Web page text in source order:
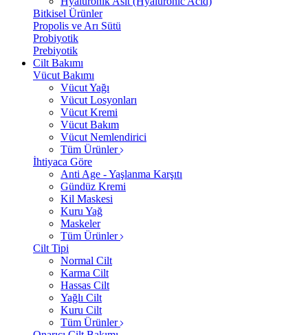
Bitkisel Ürünler
Propolis ve Arı Sütü
Probiyotik
Prebiyotik
Cilt Bakımı
Vücut Bakımı
Vücut Yağı
Vücut Losyonları
Vücut Kremi
Vücut Bakım
Vücut Nemlendirici
Tüm Ürünler
İhtiyaca Göre
Anti Age - Yaşlanma Karşıtı
Gündüz Kremi
Kil Maskesi
Kuru Yağ
Maskeler
Tüm Ürünler
Cilt Tipi
Normal Cilt
Karma Cilt
Hassas Cilt
Yağlı Cilt
Kuru Cilt
Tüm Ürünler